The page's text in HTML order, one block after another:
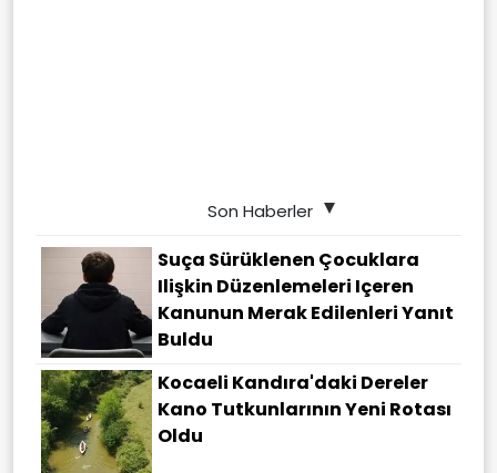
Son Haberler
Suça Sürüklenen Çocuklara
Ilişkin Düzenlemeleri Içeren
Kanunun Merak Edilenleri Yanıt
Buldu
Kocaeli Kandıra'daki Dereler
Kano Tutkunlarının Yeni Rotası
Oldu